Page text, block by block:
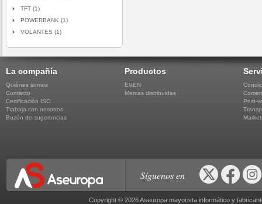
TFT (1)
POWERBANK (1)
VOLANTES (1)
La compañía
Quiénes somos
Contacto
Certificación ISO
Trabaja con nosotros
Buzón de sugerencias
Productos
EVEN
Marcas distribuidas
Post-
Síguenos en
Copyright © 2026 Aseuropa mayorista informático y